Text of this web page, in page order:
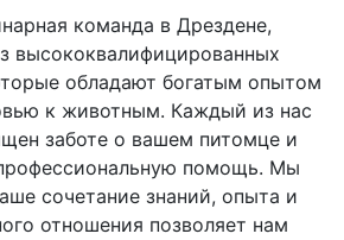
команда в Дрездене,
высококвалифицированных
обладают богатым опытом
к животным. Каждый из нас
заботе о вашем питомце и
помощь. Мы
сочетание знаний, опыта и
отношения позволяет нам